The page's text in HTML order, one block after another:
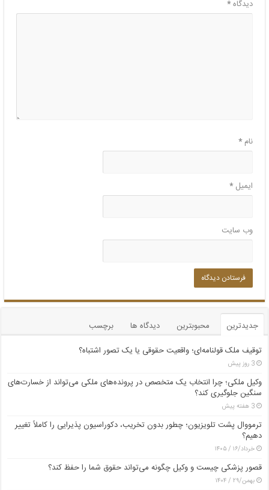
دیدگاه*
نام*
ایمیل*
وب‌ سایت
جدیدترین محبوبترین دیدگاه ها
برچسب
توقیف ملک قولنامه‌ای؛ واقعیت حقوقی یا یک تصور اشتباه؟
3 روز پیش
وکیل ملکی؛ چرا انتخاب یک متخصص در پرونده‌های ملکی می‌تواند از خسارت‌های
سنگین جلوگیری کند؟
3 هفته پیش
ترمووال پشت تلویزیون؛ چطور بدون تخریب، دکوراسیون پذیرایی را کاملاً تغییر
دهیم؟
خرداد/۱۶ / ۱۴۰۵
قصور پزشکی چیست و وکیل چگونه می‌تواند حقوق شما را حفظ کند؟
بهمن/۲۹ / ۱۴۰۴